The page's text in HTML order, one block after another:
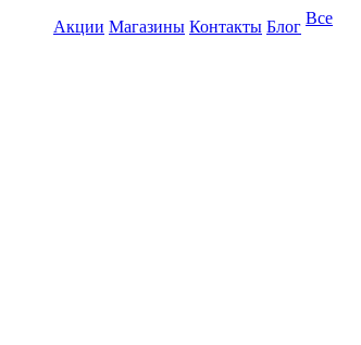
Акции Магазины Контакты Блог Все